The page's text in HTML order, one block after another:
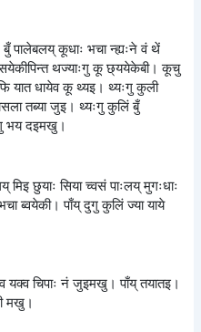
पालेबलय् कूधाः भचा न्ह्यःने वं थें
थज्याःगु कू छ्ययेकेबी। कूचु
यात धायेव कू थ्यइ। थ्यःगु कुली
तब्या जुइ। थ्यःगु कुलिं बुँ
भय दइमखु।
छुयाः सिया च्वसं पाःलय् मुगःधाः
ब्वयेकी। पाँय् दुगु कुलिं ज्या याये
यक्व चिपाः नं जुइमखु। पाँय् तयातइ।
मखु।